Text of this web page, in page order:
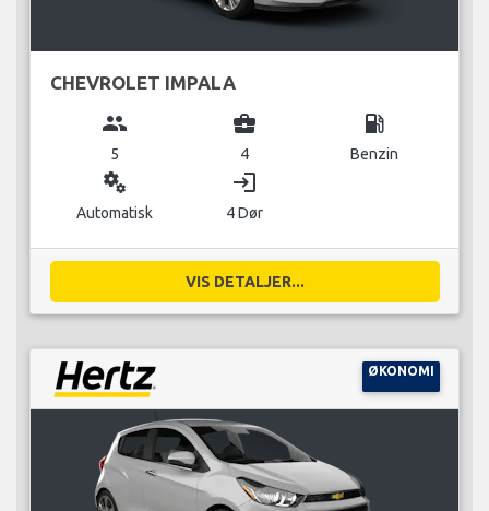
CHEVROLET IMPALA
group
5
business_center
4
local_gas_station
Benzin
miscellaneous_services
Automatisk
login
4 Dør
VIS DETALJER...
ØKONOMI